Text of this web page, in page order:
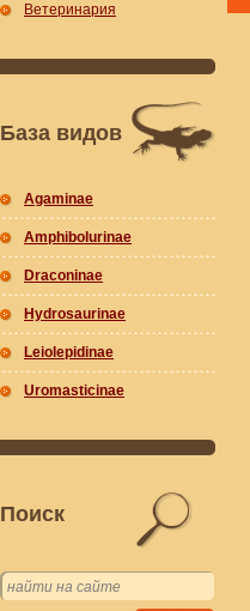
Ветеринария
База видов
Agaminae
Amphibolurinae
Draconinae
Hydrosaurinae
Leiolepidinae
Uromasticinae
Поиск